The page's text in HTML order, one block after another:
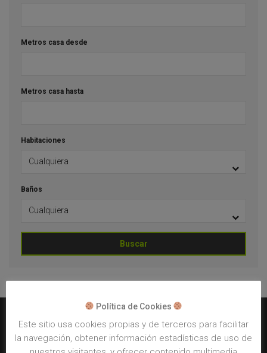
Metros casa desde
Metros casa hasta
Habitaciones
Baños
Buscar
Mapa web
Política de Cookies
Este sitio usa cookies propias y de terceros para facilitar
la navegación, obtener información estadísticas de uso de